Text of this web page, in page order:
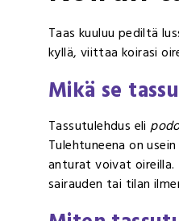
Taas kuuluu pediltä
kyllä, viittaa koirasi
Mikä se
Tassutulehdus eli
Tulehtuneena on
anturat voivat oireilla.
sairauden tai tilan